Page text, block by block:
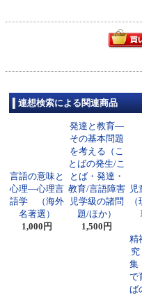
連想検索による関連商品
言語の意味と
心理―心理言
語学 （海外
名著選）
1,000円
発達と教育―
その基本問題
を考える（こ
とばの発生/こ
とば・発達・
教育/言語障害
児学級の諸問
題/ほか）
1,500円
児
精
集
で
ば